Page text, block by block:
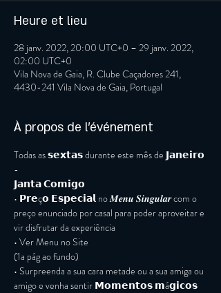
Heure et lieu
28 janv. 2022, 20:00 UTC+0 – 29 janv. 2022,
02:00 UTC+0
Vila Nova de Gaia, R. Clube Caçadores 241,
4430-241 Vila Nova de Gaia, Portugal
À propos de l'événement
Todas as 𝘀𝗲𝘅𝘁𝗮𝘀 durante este mês de 𝗝𝗮𝗻𝗲𝗶𝗿𝗼
-
𝗝𝗮𝗻𝘁𝗮 𝗖𝗼𝗺𝗶𝗴𝗼
• 𝗣𝗿𝗲ç𝗼 𝗘𝘀𝗽𝗲𝗰𝗶𝗮𝗹 no 𝑴𝒆𝒏𝒖 𝑺𝒊𝒏𝒈𝒖𝒍𝒂𝒓 com o
preço enunciado por casal para poder aproveitar e
vir disfrutar da experiência
• Ver Menu no Site
(1a pág ao fundo)
• Surpreenda a sua cara metade ou a sua amiga ou
amigo e venha sentir 𝗠𝗼𝗺𝗲𝗻𝘁𝗼𝘀 𝗺á𝗴𝗶𝗰𝗼𝘀